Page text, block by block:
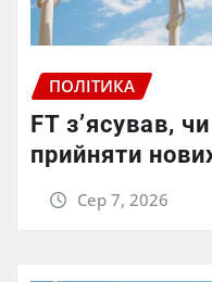
ПОЛІТИКА
FT зʼясував,
прийняти
Сер 7, 2026